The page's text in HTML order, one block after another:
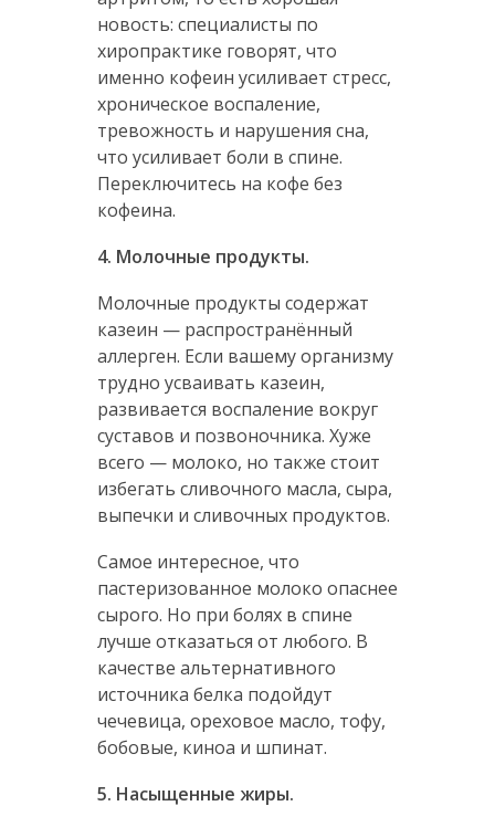
новость: специалисты по
хиропрактике говорят, что
именно кофеин усиливает стресс,
хроническое воспаление,
тревожность и нарушения сна,
что усиливает боли в спине.
Переключитесь на кофе без
кофеина.
4. Молочные продукты.
Молочные продукты содержат
казеин — распространённый
аллерген. Если вашему организму
трудно усваивать казеин,
развивается воспаление вокруг
суставов и позвоночника. Хуже
всего — молоко, но также стоит
избегать сливочного масла, сыра,
выпечки и сливочных продуктов.
Самое интересное, что
пастеризованное молоко опаснее
сырого. Но при болях в спине
лучше отказаться от любого. В
качестве альтернативного
источника белка подойдут
чечевица, ореховое масло, тофу,
бобовые, киноа и шпинат.
5. Насыщенные жиры.